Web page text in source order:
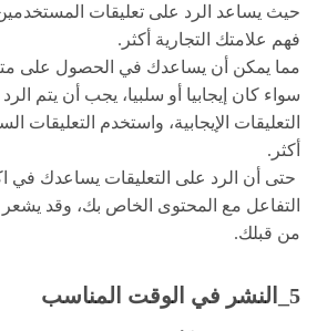
حيث يساعد الرد على تعليقات
فهم علامتك التجارية أكثر.
مما يمكن أن يساعدك في الحصول على
سواء كان إيجابيا أو سلبيا، يجب أن يتم
التعليقات الإيجابية، واستخدم التعليقات
أكثر.
حتى أن الرد على التعليقات يساعدك في
التفاعل مع المحتوى الخاص بك، وقد يشعر
من قبلك.
5_النشر في الوقت المناسب